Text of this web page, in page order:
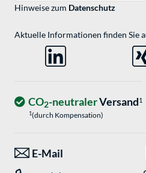
Hinweise zum Datenschutz
Aktuelle Informationen finden Sie
CO2-neutralerVersand1
1(durch Kompensation)
E-Mail